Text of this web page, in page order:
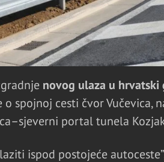
novog ulaza u hrvatski
o spojnoj cesti čvor Vučevica,
portal tunela
ispod postojeće